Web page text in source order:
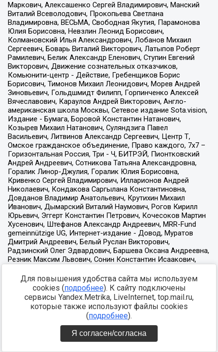
Для повышения удобства сайта мы используем
cookies (подробнее). К сайту подключены
сервисы Yandex.Metrika, LiveInternet, top.mail.ru,
которые также используют файлы cookies
(подробнее).
Я согласен/согласна